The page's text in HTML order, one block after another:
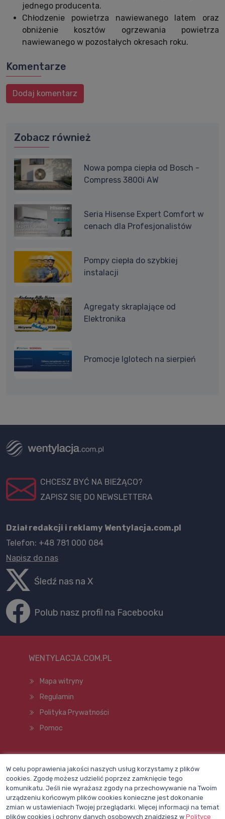
jednego producenta.
Chłodzenie powietrza nawiewanego latem oraz
obniżenie kosztów ogrzewania powietrza
nawiewanego w pozostałych okresach roku.
Komentarze
Dodaj komentarz
Zobacz również
Nowa pompa ciepła od Bosch -
Compress 3800i AW
Seria Hisense Expert Comfort w
cenach dla Profesjonalistów
Pompy ciepła do szybkiej
instalacji
Agregaty skraplające od
Elektronika
Promocje Iglotech na sierpień
CHCESZ BYĆ NA BIEŻĄCO?
ZAPISZ SIĘ DO NEWSLETTERA
Dział redakcji i reklamy Wentylacja.com.pl
Telefon: +48 781 000 084
Napisz do nas
Śledź nas na X
Polub nasz profil na Facebooku
WENTYLACJA.COM.PL
Mapa witryny
Regulamin
Polityka Prywatności
Pomoc
W celu poprawienia jakości naszych usług korzystamy z plików
cookies. Zgodę możesz udzielić poprzez zamknięcie tego
komunikatu. Jeśli nie wyrażasz zgody na przechowywanie na Twoim
urządzeniu końcowym plików cookies konieczne jest dokonanie
zmian w ustawieniach Twojej przeglądarki. Więcej informacji na temat
plików cookies i ochrony danych osobowych znajdziesz w Polityce